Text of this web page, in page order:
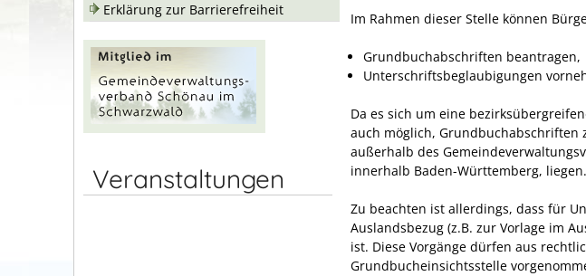
Erklärung zur Barrierefreiheit
Veranstaltungen
Im Rahmen dieser Stelle können
Grundbuchabschriften beantragen,
Unterschriftsbeglaubigungen
Da es sich um eine
auch möglich, Grundbuchabschriften
außerhalb des
innerhalb Baden-Württemberg, liegen.
Zu beachten ist allerdings, dass für
Auslandsbezug (z.B. zur Vorlage im
ist. Diese Vorgänge dürfen aus
Grundbucheinsichtsstelle